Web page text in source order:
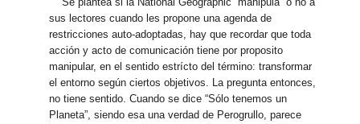
sus lectores cuando les propone una agenda de
restricciones auto-adoptadas, hay que recordar que toda
acción y acto de comunicación tiene por proposito
manipular, en el sentido estrícto del término: transformar
el entorno según ciertos objetivos. La pregunta entonces,
no tiene sentido. Cuando se dice “Sólo tenemos un
Planeta”, siendo esa una verdad de Perogrullo, parece